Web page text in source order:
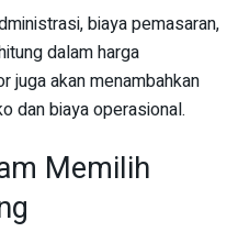
biaya pemasaran,
dalam harga
juga akan menambahkan
dan biaya operasional.
Memilih